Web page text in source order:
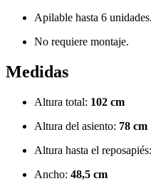
Apilable hasta 6 unidades.
No requiere montaje.
Medidas
Altura total: 102 cm
Altura del asiento: 78 cm
Altura hasta el reposapiés:
Ancho: 48,5 cm